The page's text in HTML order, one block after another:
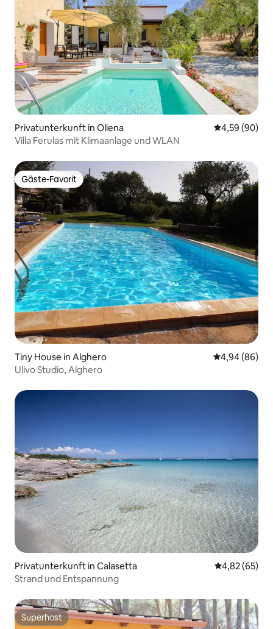
Privatunterkunft in Oliena
4,59 (90)
Villa Ferulas mit Klimaanlage und WLAN
Gäste-Favorit
Gäste-Favorit
Tiny House in Alghero
4,94 (86)
Ulivo Studio, Alghero
Privatunterkunft in Calasetta
4,82 (65)
Strand und Entspannung
Superhost
Superhost